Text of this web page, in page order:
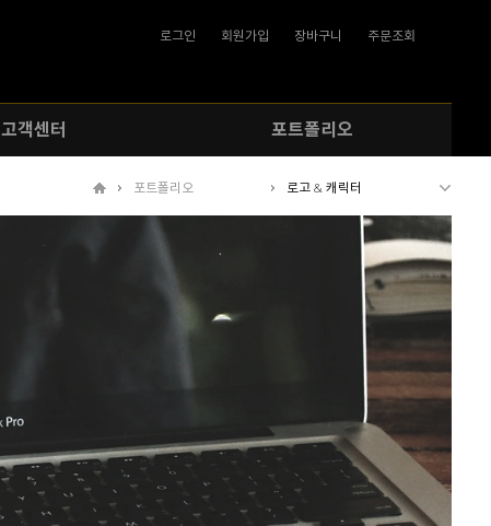
로그인 회원가입 장바구니 주문조회
고객센터 포트폴리오
포트폴리오 로고 & 캐릭터